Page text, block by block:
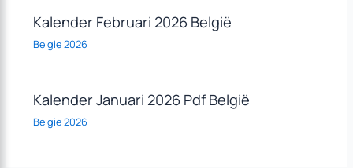
Kalender Februari 2026 België
Belgie 2026
Kalender Januari 2026 Pdf België
Belgie 2026